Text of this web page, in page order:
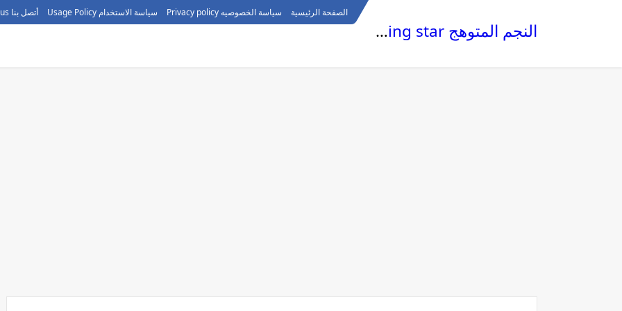
الصفحة الرئيسية سياسة الخصوصيه Privacy policy سياسة الاستخدام Usage Policy أتصل بنا call us
النجم المتوهج The glowing star